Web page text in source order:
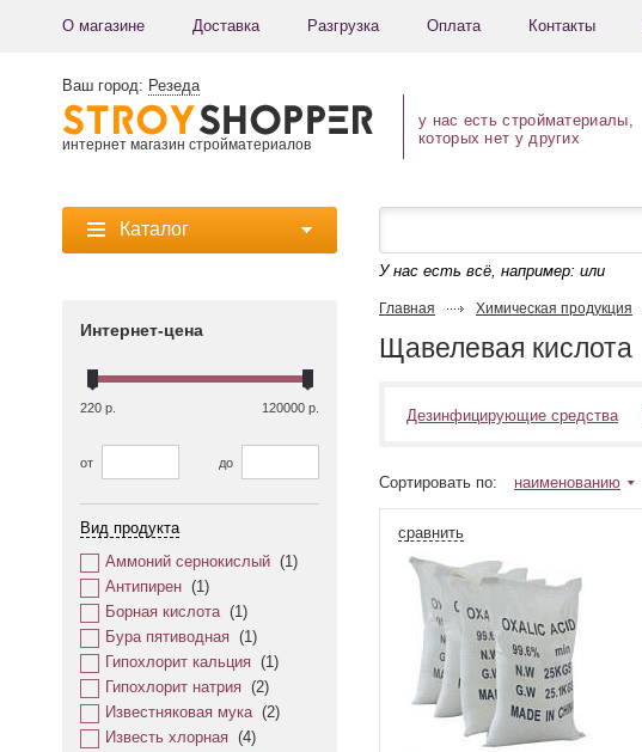
О магазине Доставка Разгрузка Оплата Контакты
Ваш город: Резеда
интернет магазин стройматериалов
у нас есть стройматериалы,
которых нет у других
Каталог
У нас есть всё, например: или
Главная Химическая продукция
Интернет-цена
220 р. 120000 р.
от до
Вид продукта
Аммоний сернокислый (1)
Антипирен (1)
Борная кислота(1)
Бура пятиводная (1)
Гипохлорит кальция (1)
Гипохлорит натрия (2)
Известняковая мука(2)
Известь хлорная (4)
Щавелевая кислота
Дезинфицирующие средства
Сортировать по: наименованию
сравнить